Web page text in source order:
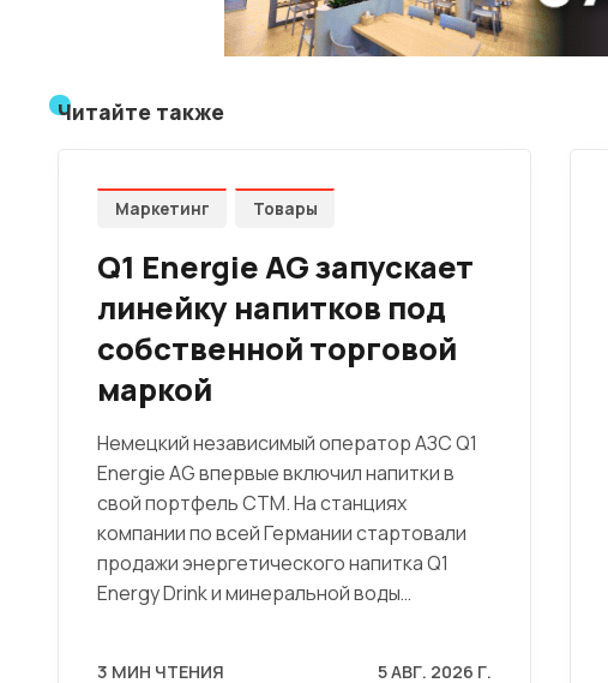
Читайте также
Маркетинг Товары
Q1 Energie AG запускает
линейку напитков под
собственной торговой
маркой
Немецкий независимый оператор АЗС Q1
Energie AG впервые включил напитки в
свой портфель СТМ. На станциях
компании по всей Германии стартовали
продажи энергетического напитка Q1
Energy Drink и минеральной воды…
3 МИН ЧТЕНИЯ 5 АВГ. 2026 Г.